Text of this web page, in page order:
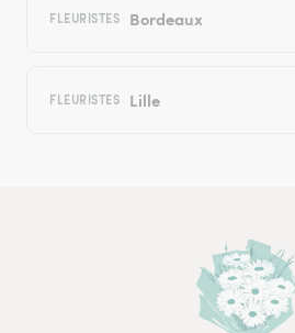
FLEURISTES Bordeaux
FLEURISTES Lille